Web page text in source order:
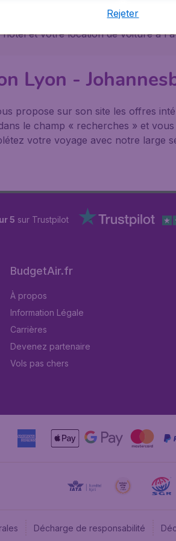
point de départ vers une autre
pratiques concernant
et votre location de voiture à
Lyon -
propose sur son site les offres
le champ « recherches » et
votre voyage avec notre large
5 sur Trustpilot
BudgetAir.fr
À propos
Information Légale
Carrières
Devenez partenaire
Vols pas chers
Décharge de responsabilité
Rejeter